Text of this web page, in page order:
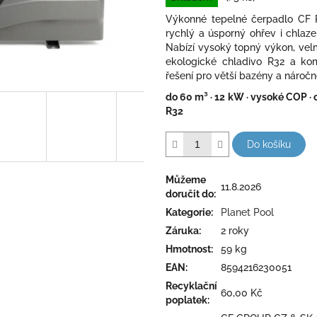
5
hvězdiček.
Výkonné tepelné čerpadlo CF
rychlý a úsporný ohřev i
Nabízí vysoký topný výkon,
ekologické chladivo R32 a
řešení pro větší bazény a
do 60 m³ · 12 kW · vysoké COP
R32
Do košíku
Můžeme
doručit do:
11.8.2026
Kategorie:
Planet Pool
Záruka:
2 roky
Hmotnost:
59 kg
EAN :
8594216230051
Recyklační
poplatek:
60,00 Kč